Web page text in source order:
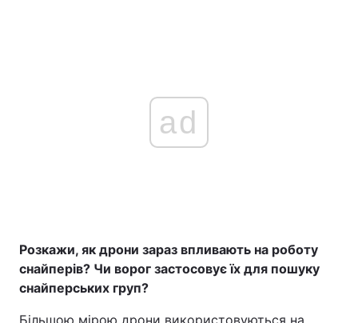
ad
Розкажи, як дрони зараз впливають на роботу
снайперів? Чи ворог застосовує їх для пошуку
снайперських груп?
Більшою мірою дрони використовуються на